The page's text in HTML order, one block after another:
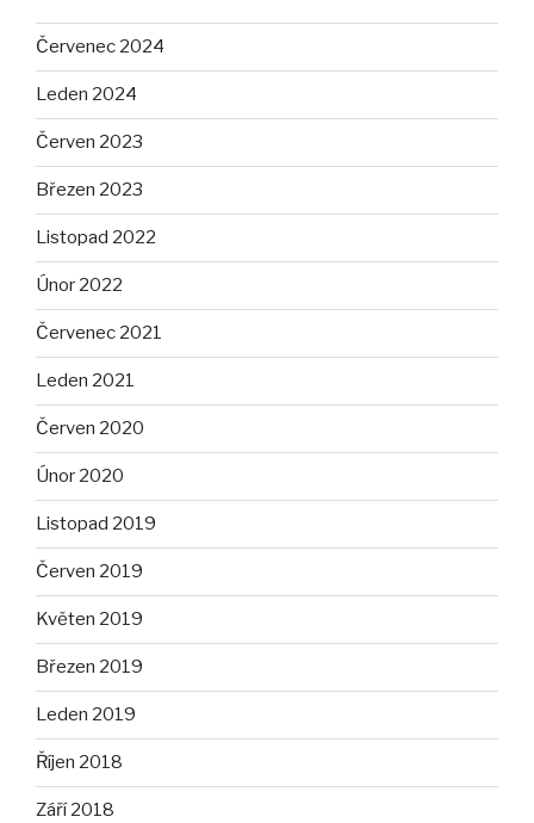
Červenec 2024
Leden 2024
Červen 2023
Březen 2023
Listopad 2022
Únor 2022
Červenec 2021
Leden 2021
Červen 2020
Únor 2020
Listopad 2019
Červen 2019
Květen 2019
Březen 2019
Leden 2019
Říjen 2018
Září 2018